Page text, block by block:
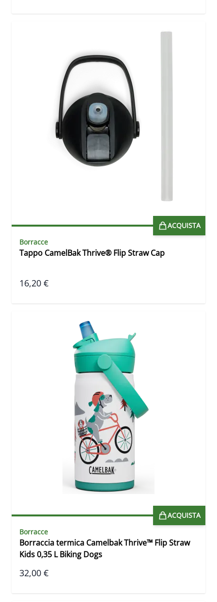
ACQUISTA
Borracce
Tappo CamelBak Thrive® Flip Straw Cap
16,20 €
ACQUISTA
Borracce
Borraccia termica Camelbak Thrive™ Flip Straw
Kids 0,35 L Biking Dogs
32,00 €